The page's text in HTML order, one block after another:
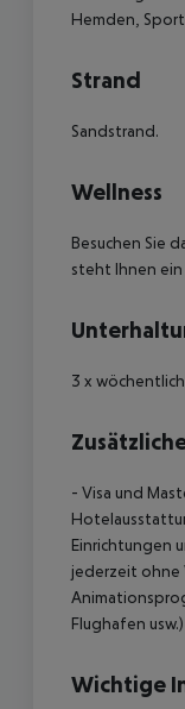
Hemden,
Strand
Sandstrand.
Wellness
Besuchen Sie
steht Ihnen
3 x
- Visa und
Einrichtungen
jederzeit ohne
Flughafen
Wichtige